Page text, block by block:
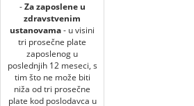
-Za zaposlene u
zdravstvenim
ustanovama- u visini
tri prosečne plate
zaposlenog u
poslednjih 12 meseci, s
tim što ne može biti
niža od tri prosečne
plate kod poslodavca u